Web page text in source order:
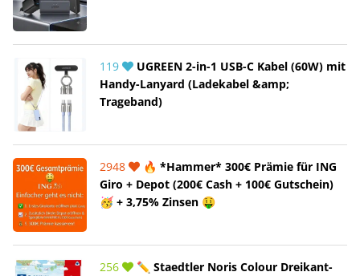
119
UGREEN 2-in-1 USB-C Kabel (60W) mit
Handy-Lanyard (Ladekabel &amp;
Trageband)
2948
🔥 *Hammer* 300€ Prämie für ING
Giro + Depot (200€ Cash + 100€ Gutschein)
🥳 + 3,75% Zinsen 🤑
256
✏️ Staedtler Noris Colour Dreikant-